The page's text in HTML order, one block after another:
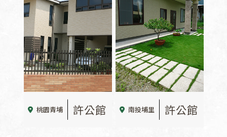
桃園青埔 許公館 南投埔里 許公館